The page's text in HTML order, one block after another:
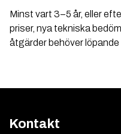
Minst vart 3–5 år, eller
priser, nya tekniska
åtgärder behöver löpande
Kontakt